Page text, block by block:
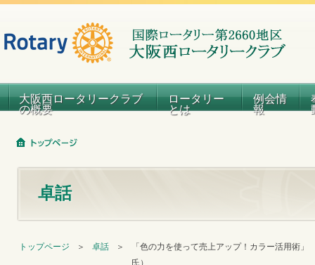
大阪西ロータリークラブ
の概要
ロータリー
とは
例会情
報
卓話
トップページ ＞ 卓話 ＞
「色の力を使って売上アップ！カラー活用
氏）